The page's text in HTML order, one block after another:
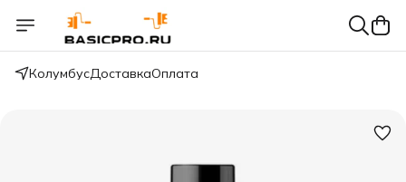
КолумбусДоставкаОплата